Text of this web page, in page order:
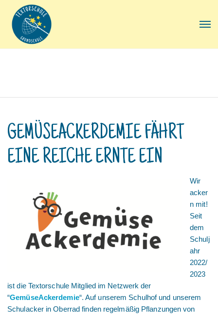
GEMÜSEACKERDEMIE FÄHRT
EINE REICHE ERNTE EIN
Wir
acker
n mit!
Seit
dem
Schulj
ahr
2022/
2023
ist die Textorschule Mitglied im Netzwerk der
“GemüseAckerdemie“. Auf unserem Schulhof und unserem
Schulacker in Oberrad finden regelmäßig Pflanzungen von